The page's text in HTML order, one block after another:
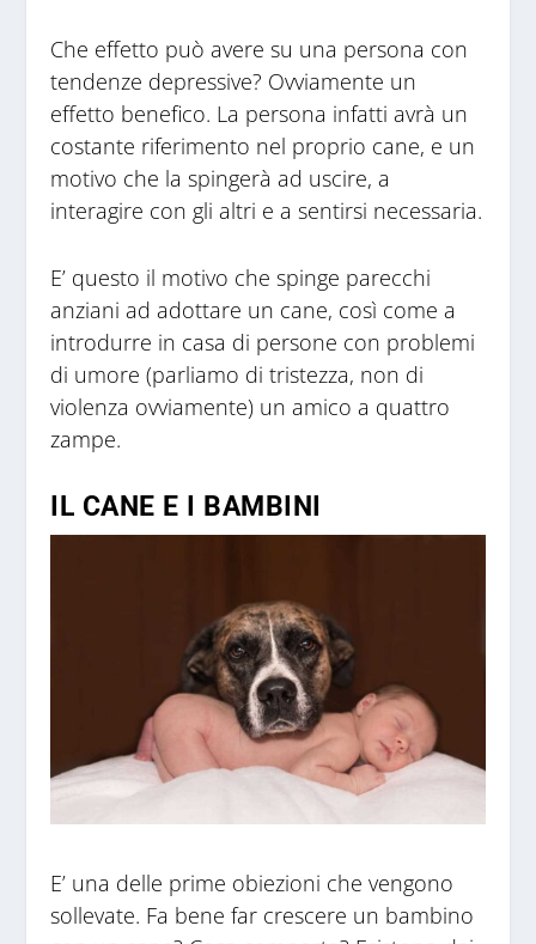
Che effetto può avere su una persona con
tendenze depressive? Ovviamente un
effetto benefico. La persona infatti avrà un
costante riferimento nel proprio cane, e un
motivo che la spingerà ad uscire, a
interagire con gli altri e a sentirsi necessaria.
E’ questo il motivo che spinge parecchi
anziani ad adottare un cane, così come a
introdurre in casa di persone con problemi
di umore (parliamo di tristezza, non di
violenza ovviamente) un amico a quattro
zampe.
IL CANE E I BAMBINI
E’ una delle prime obiezioni che vengono
sollevate. Fa bene far crescere un bambino